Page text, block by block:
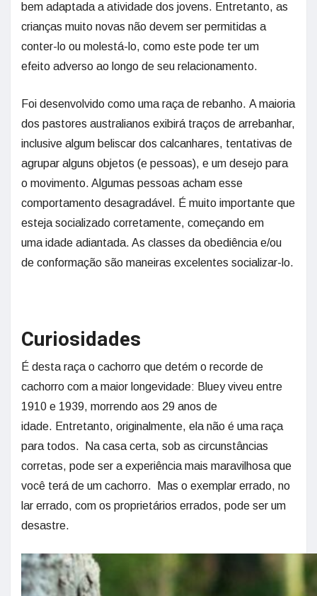
bem adaptada a atividade dos jovens. Entretanto, as
crianças muito novas não devem ser permitidas a
conter-lo ou molestá-lo, como este pode ter um
efeito adverso ao longo de seu relacionamento.
Foi desenvolvido como uma raça de rebanho. A maioria
dos pastores australianos exibirá traços de arrebanhar,
inclusive algum beliscar dos calcanhares, tentativas de
agrupar alguns objetos (e pessoas), e um desejo para
o movimento. Algumas pessoas acham esse
comportamento desagradável. É muito importante que
esteja socializado corretamente, começando em
uma idade adiantada. As classes da obediência e/ou
de conformação são maneiras excelentes socializar-lo.
Curiosidades
É desta raça o cachorro que detém o recorde de
cachorro com a maior longevidade: Bluey viveu entre
1910 e 1939, morrendo aos 29 anos de
idade. Entretanto, originalmente, ela não é uma raça
para todos. Na casa certa, sob as circunstâncias
corretas, pode ser a experiência mais maravilhosa que
você terá de um cachorro. Mas o exemplar errado, no
lar errado, com os proprietários errados, pode ser um
desastre.